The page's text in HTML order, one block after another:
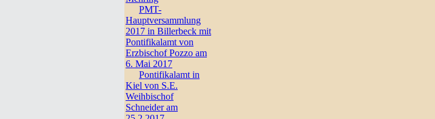
PMT-
Hauptversammlung
2017 in Billerbeck mit
Pontifikalamt von
Erzbischof Pozzo am
6. Mai 2017
Pontifikalamt in
Kiel von S.E.
Weihbischof
Schneider am